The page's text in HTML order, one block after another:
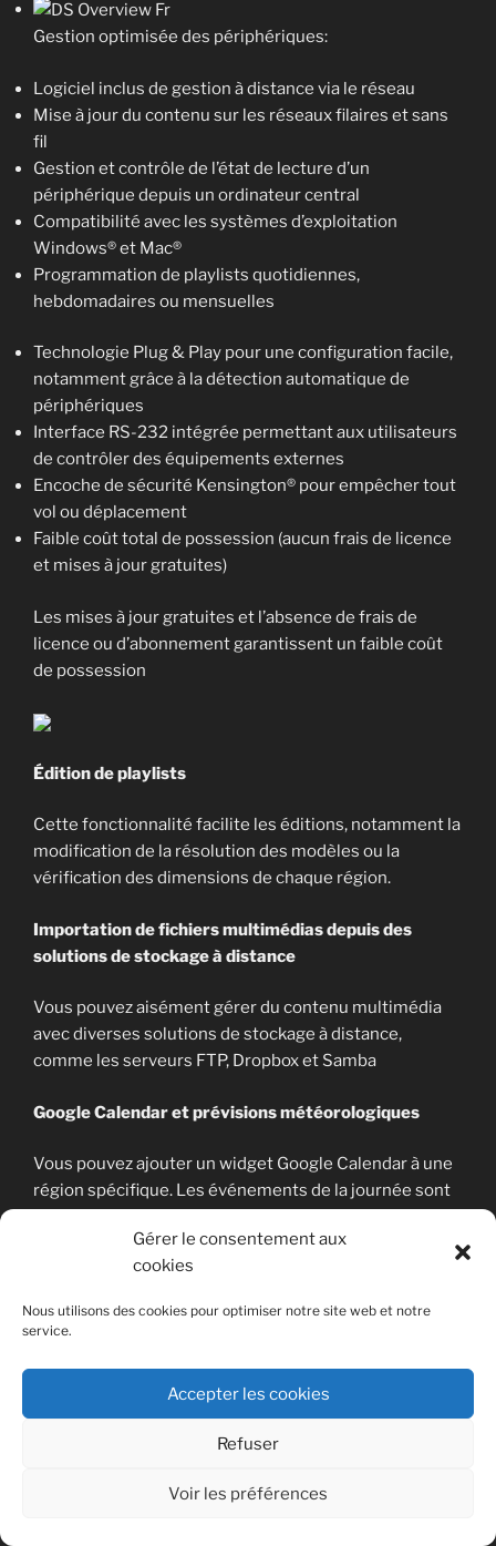
Gérer le consentement aux
cookies
Nous utilisons des cookies pour optimiser notre site web et notre
service.
Accepter les cookies
Refuser
Voir les préférences
Gestion optimisée des périphériques:
Logiciel inclus de gestion à distance via le réseau
Mise à jour du contenu sur les réseaux filaires et sans
fil
Gestion et contrôle de l’état de lecture d’un
périphérique depuis un ordinateur central
Compatibilité avec les systèmes d’exploitation
Windows® et Mac®
Programmation de playlists quotidiennes,
hebdomadaires ou mensuelles
Technologie Plug & Play pour une configuration facile,
notamment grâce à la détection automatique de
périphériques
Interface RS-232 intégrée permettant aux utilisateurs
de contrôler des équipements externes
Encoche de sécurité Kensington® pour empêcher tout
vol ou déplacement
Faible coût total de possession (aucun frais de licence
et mises à jour gratuites)
Les mises à jour gratuites et l’absence de frais de
licence ou d’abonnement garantissent un faible coût
de possession
Édition de playlists
Cette fonctionnalité facilite les éditions, notamment la
modification de la résolution des modèles ou la
vérification des dimensions de chaque région.
Importation de fichiers multimédias depuis des
solutions de stockage à distance
Vous pouvez aisément gérer du contenu multimédia
avec diverses solutions de stockage à distance,
comme les serveurs FTP, Dropbox et Samba
Google Calendar et prévisions météorologiques
Vous pouvez ajouter un widget Google Calendar à une
région spécifique. Les événements de la journée sont
également d’afficher des prévisions météorologiques
sur 5 jours, pour n’importe quel lieu.
Fonction de mise à jour à distance
Cette fonctionnalité permet à l’utilisateur de stocker
du texte, automatiquement récupérable via NovoDS,
tâches de maintenance.
Générateur de code QR